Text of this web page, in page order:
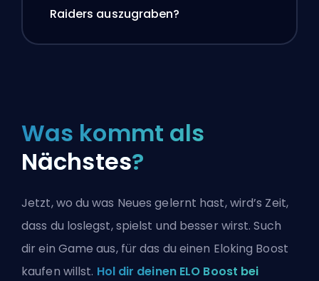
Raiders auszugraben?
Was kommt als
Nächstes?
Jetzt, wo du was Neues gelernt hast, wird’s Zeit,
dass du loslegst, spielst und besser wirst. Such
dir ein Game aus, für das du einen Eloking Boost
kaufen willst. Hol dir deinen ELO Boost bei